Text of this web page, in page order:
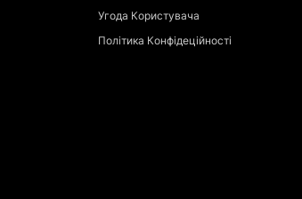
Угода Користувача
Політика Конфідеційності